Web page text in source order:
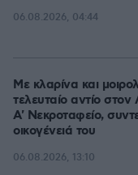
06.08.2026, 04:44
Με κλαρίνα και
τελευταίο αντίο
A' Νεκροταφείο,
οικογένειά του
06.08.2026, 13:10